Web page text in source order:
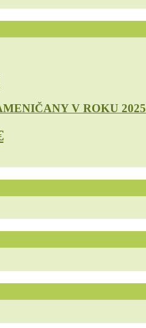
V ROKU 2025